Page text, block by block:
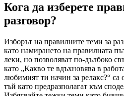
Кога да изберете
разговор?
Изборът на правилните теми за
като намирането на правилната
леки, но позволяват по-дълбоко
като „Какво те вдъхновява в
любимият ти начин за релакс?“
тъй като предразполагат към